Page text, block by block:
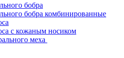
бобра
бобра комбинированные
с кожаным носиком
меха